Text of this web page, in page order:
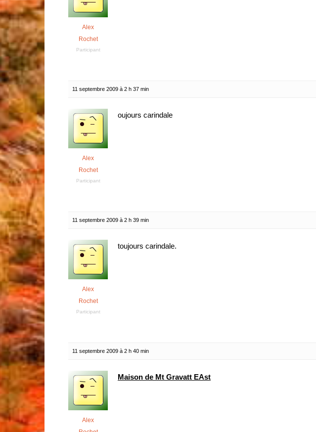
Alex
Rochet
Participant
11 septembre 2009 à 2 h 37 min
Alex
Rochet
Participant
oujours carindale
11 septembre 2009 à 2 h 39 min
Alex
Rochet
Participant
toujours carindale.
11 septembre 2009 à 2 h 40 min
Alex
Maison de Mt Gravatt EAst